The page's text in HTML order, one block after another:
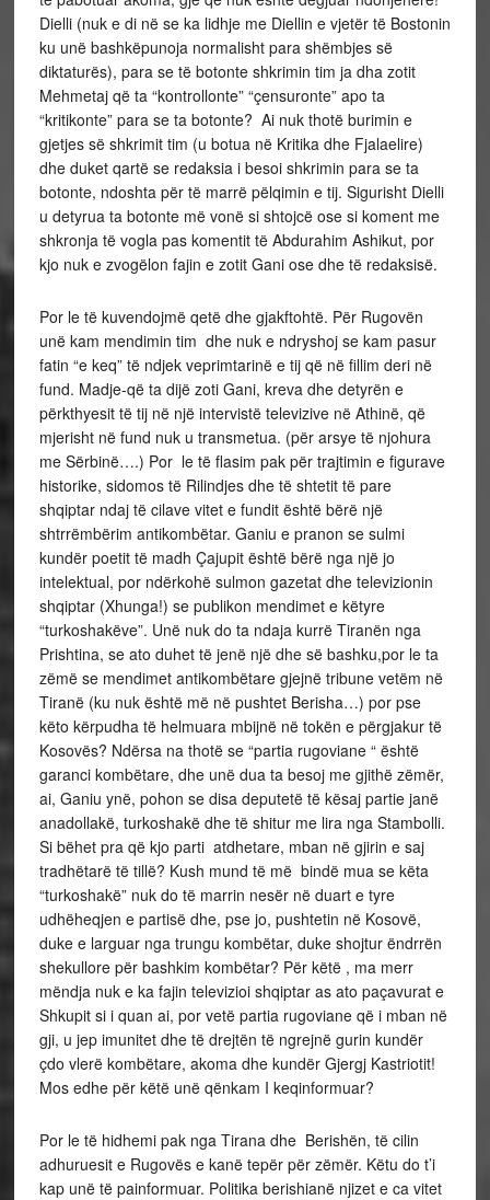
Dielli (nuk e di në se ka lidhje me Diellin e vjetër të Bostonin
ku unë bashkëpunoja normalisht para shëmbjes së
diktaturës), para se të botonte shkrimin tim ja dha zotit
Mehmetaj që ta “kontrollonte” “çensuronte” apo ta
“kritikonte” para se ta botonte? Ai nuk thotë burimin e
gjetjes së shkrimit tim (u botua në Kritika dhe Fjalaelire)
dhe duket qartë se redaksia i besoi shkrimin para se ta
botonte, ndoshta për të marrë pëlqimin e tij. Sigurisht Dielli
u detyrua ta botonte më vonë si shtojcë ose si koment me
shkronja të vogla pas komentit të Abdurahim Ashikut, por
kjo nuk e zvogëlon fajin e zotit Gani ose dhe të redaksisë.
Por le të kuvendojmë qetë dhe gjakftohtë. Për Rugovën
unë kam mendimin tim dhe nuk e ndryshoj se kam pasur
fatin “e keq” të ndjek veprimtarinë e tij që në fillim deri në
fund. Madje-që ta dijë zoti Gani, kreva dhe detyrën e
përkthyesit të tij në një intervistë televizive në Athinë, që
mjerisht në fund nuk u transmetua. (për arsye të njohura
me Sërbinë….) Por le të flasim pak për trajtimin e figurave
historike, sidomos të Rilindjes dhe të shtetit të pare
shqiptar ndaj të cilave vitet e fundit është bërë një
shtrrëmbërim antikombëtar. Ganiu e pranon se sulmi
kundër poetit të madh Çajupit është bërë nga një jo
intelektual, por ndërkohë sulmon gazetat dhe televizionin
shqiptar (Xhunga!) se publikon mendimet e këtyre
“turkoshakëve”. Unë nuk do ta ndaja kurrë Tiranën nga
Prishtina, se ato duhet të jenë një dhe së bashku,por le ta
zëmë se mendimet antikombëtare gjejnë tribune vetëm në
Tiranë (ku nuk është më në pushtet Berisha…) por pse
këto kërpudha të helmuara mbijnë në tokën e përgjakur të
Kosovës? Ndërsa na thotë se “partia rugoviane “ është
garanci kombëtare, dhe unë dua ta besoj me gjithë zëmër,
ai, Ganiu ynë, pohon se disa deputetë të kësaj partie janë
anadollakë, turkoshakë dhe të shitur me lira nga Stambolli.
Si bëhet pra që kjo parti atdhetare, mban në gjirin e saj
tradhëtarë të tillë? Kush mund të më bindë mua se këta
“turkoshakë” nuk do të marrin nesër në duart e tyre
udhëheqjen e partisë dhe, pse jo, pushtetin në Kosovë,
duke e larguar nga trungu kombëtar, duke shojtur ëndrrën
shekullore për bashkim kombëtar? Për këtë , ma merr
mëndja nuk e ka fajin televizioi shqiptar as ato paçavurat e
Shkupit si i quan ai, por vetë partia rugoviane që i mban në
gji, u jep imunitet dhe të drejtën të ngrejnë gurin kundër
çdo vlerë kombëtare, akoma dhe kundër Gjergj Kastriotit!
Mos edhe për këtë unë qënkam I keqinformuar?
Por le të hidhemi pak nga Tirana dhe Berishën, të cilin
adhuruesit e Rugovës e kanë tepër për zëmër. Këtu do t’i
kap unë të painformuar. Politika berishianë njizet e ca vitet